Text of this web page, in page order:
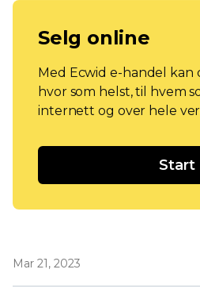
Selg online
Med Ecwid e-handel kan
hvor som helst, til hvem
internett og over hele
Start
Mar 21, 2023